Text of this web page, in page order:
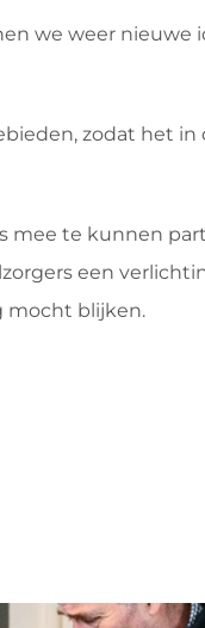
we weer nieuwe
zodat het
te kunnen
een
mocht blijken.